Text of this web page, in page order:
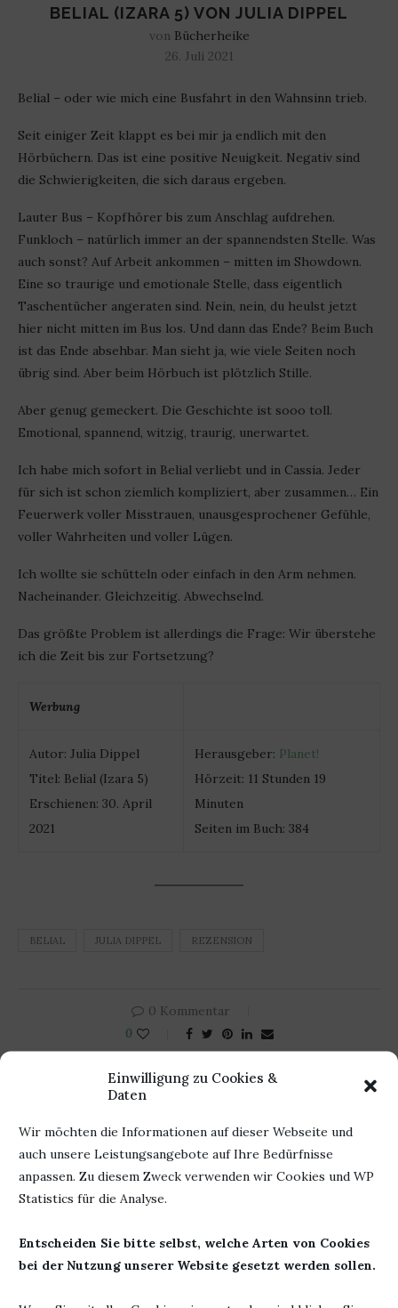
Einwilligung zu Cookies &
Daten
Wir möchten die Informationen auf dieser Webseite und
auch unsere Leistungsangebote auf Ihre Bedürfnisse
anpassen. Zu diesem Zweck verwenden wir Cookies und WP
Statistics für die Analyse.
Entscheiden Sie bitte selbst, welche Arten von Cookies
bei der Nutzung unserer Website gesetzt werden sollen.
BELIAL (IZARA 5) VON JULIA DIPPEL
von Bücherheike
26. Juli 2021
Belial – oder wie mich eine Busfahrt in den Wahnsinn trieb.
Seit einiger Zeit klappt es bei mir ja endlich mit den
Hörbüchern. Das ist eine positive Neuigkeit. Negativ sind
die Schwierigkeiten, die sich daraus ergeben.
Lauter Bus – Kopfhörer bis zum Anschlag aufdrehen.
Funkloch – natürlich immer an der spannendsten Stelle. Was
auch sonst? Auf Arbeit ankommen – mitten im Showdown.
Eine so traurige und emotionale Stelle, dass eigentlich
Taschentücher angeraten sind. Nein, nein, du heulst jetzt
hier nicht mitten im Bus los. Und dann das Ende? Beim Buch
ist das Ende absehbar. Man sieht ja, wie viele Seiten noch
übrig sind. Aber beim Hörbuch ist plötzlich Stille.
Aber genug gemeckert. Die Geschichte ist sooo toll.
Emotional, spannend, witzig, traurig, unerwartet.
Ich habe mich sofort in Belial verliebt und in Cassia. Jeder
für sich ist schon ziemlich kompliziert, aber zusammen… Ein
Feuerwerk voller Misstrauen, unausgesprochener Gefühle,
voller Wahrheiten und voller Lügen.
Ich wollte sie schütteln oder einfach in den Arm nehmen.
Nacheinander. Gleichzeitig. Abwechselnd.
Das größte Problem ist allerdings die Frage: Wir überstehe
ich die Zeit bis zur Fortsetzung?
Werbung
Autor: Julia Dippel
Titel: Belial (Izara 5)
Erschienen: 30. April
2021
Herausgeber: Planet!
Hörzeit: 11 Stunden 19
Minuten
Seiten im Buch: 384
BELIAL JULIA DIPPEL REZENSION
0 Kommentar
0
BÜCHERHEIKE
DAS KÖNNTE DIR AUCH GEFALLEN